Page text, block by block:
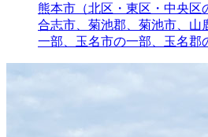
熊本市（北区・東区・中央区
合志市、菊池郡、菊池市、山
一部、玉名市の一部、玉名郡